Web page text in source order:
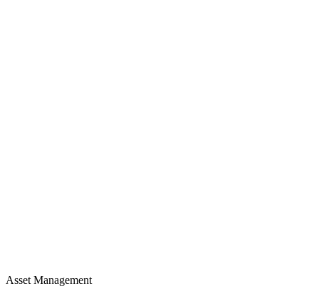
Asset Management